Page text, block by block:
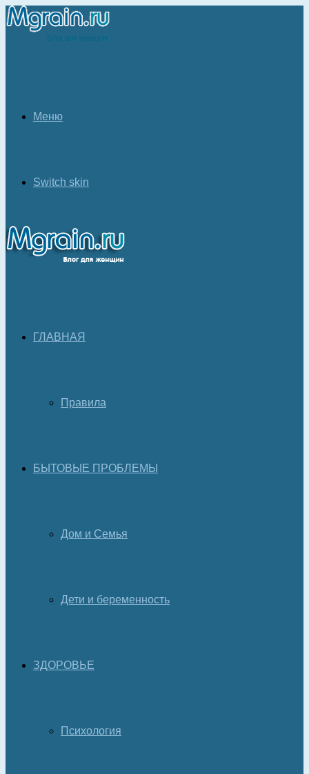
Меню
Switch skin
ГЛАВНАЯ
Правила
БЫТОВЫЕ ПРОБЛЕМЫ
Дом и Семья
Дети и беременность
ЗДОРОВЬЕ
Психология